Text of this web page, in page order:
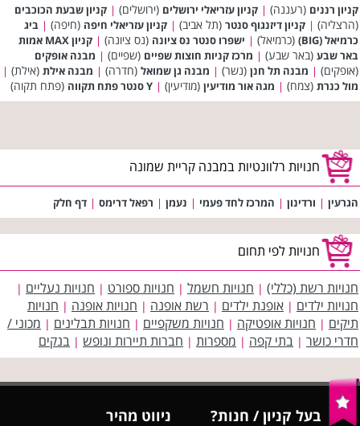
קניון רננים (רעננה) | קניון עזריאלי ירושלים (ירושלים) | קניון שבעת הכוכבים
(הרצליה) | קניון דיזנגוף סנטר (תל אביב) | קניון עזריאלי חיפה (חיפה) | ביג
כרמיאל (BIG)
(כרמיאל) | ישפרו סנטר נס ציונה (נס ציונה) |
קניון MAX אמות
באר שבע (באר שבע) | מרכז קניות חוצות שפיים (שפיים) | מבנה אופקים
(אופקים) | מבנה תל חנן (נשר) | מבנה גן שמואל (חדרה) | מבנה אילת (אילת) |
מול כנרת (צמח) | מגה אור מודיעין (מודיעין) | Y סנטר פתח תקווה (פתח תקוה)
חנויות רלוונטיות במבנה קריית שמונה
הגרעין | ורדינון | המרכז לחד פעמי | נעמן | רפאל דרימס | דף חלק
חנויות לפי תחום
חנויות רשת (כללי) | חנויות חשמל | חנויות ספורט | חנויות נעליים |
חנויות ילדים | אופנת ילדים | רשת אופנה | חנויות אופנה | חנויות
תיקים | חנויות אופטיקה | חנויות משקפיים | חנויות תבלינים | מכוני /
חדרי כושר | בתי קפה | מספרות | חברות תיירות ונופש | בנקים
בעל קניון / חנות?
ניווט מהיר